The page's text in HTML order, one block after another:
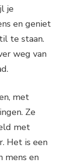
je
en geniet
te staan.
weg van
met
Ze
met
Het is een
mens en